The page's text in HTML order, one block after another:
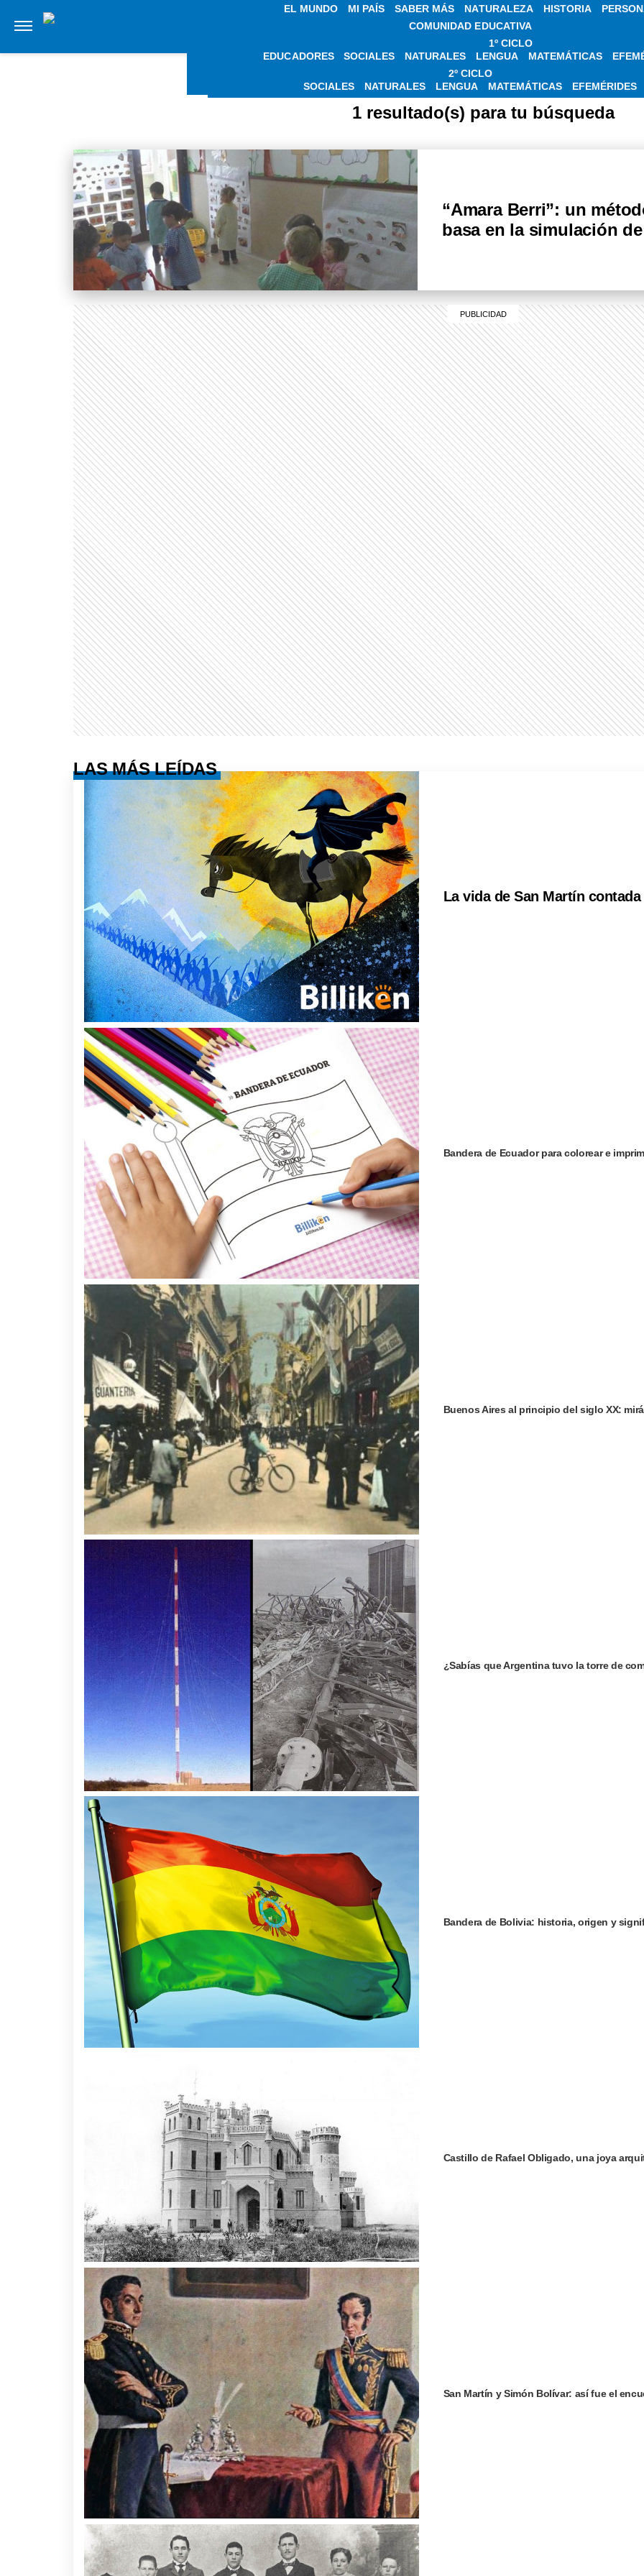
EL MUNDO MI PAÍS SABER MÁS NATURALEZA HISTORIA
COMUNIDAD EDUCATIVA
EDUCADORES
1º CICLO
SOCIALES
NATURALES LENGUA MATEMÁTICAS
2º CICLO
SOCIALES
NATURALES LENGUA MATEMÁTICAS EFEMÉRIDES
NOTICIAS SOBRE
1 resultado(s) para tu búsqueda
“Amara Berri”: un
basa en la simulación
LAS MÁS LEÍDAS
La vida de San Martín
Bandera de Ecuador para colorear e
Buenos Aires al principio del siglo XX:
¿Sabías que Argentina tuvo la torre de
Bandera de Bolivia: historia, origen y
Castillo de Rafael Obligado, una joya
San Martín y Simón Bolívar: así fue el